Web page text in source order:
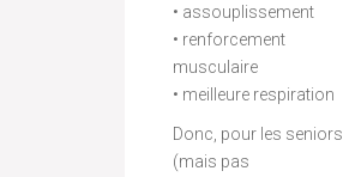
• assouplissement
• renforcement
musculaire
• meilleure respiration
Donc, pour les seniors
(mais pas